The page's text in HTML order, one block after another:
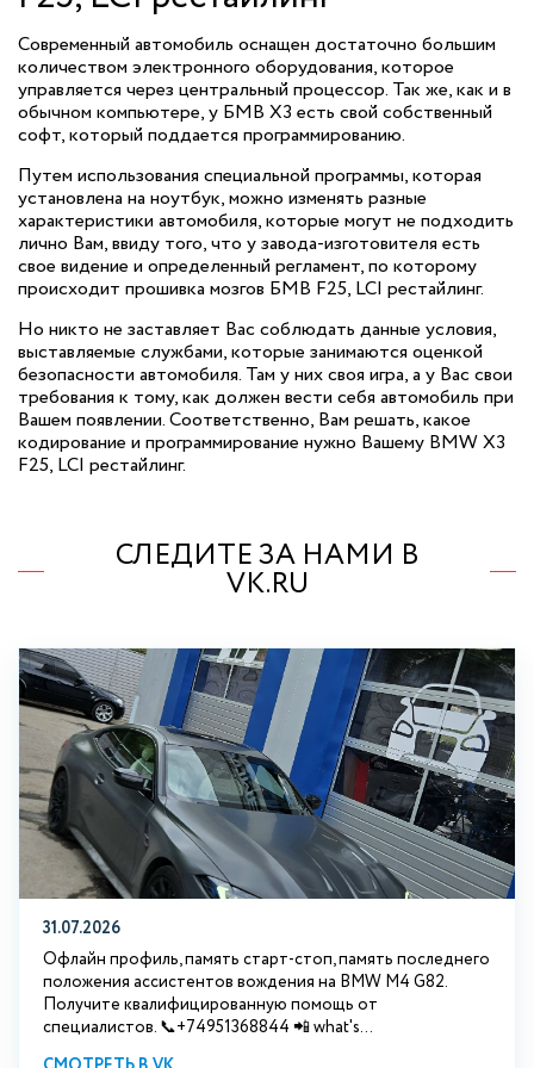
Современный автомобиль оснащен достаточно большим
количеством электронного оборудования, которое
управляется через центральный процессор. Так же, как и в
обычном компьютере, у БМВ X3 есть свой собственный
софт, который поддается программированию.
Путем использования специальной программы, которая
установлена на ноутбук, можно изменять разные
характеристики автомобиля, которые могут не подходить
лично Вам, ввиду того, что у завода-изготовителя есть
свое видение и определенный регламент, по которому
происходит прошивка мозгов БМВ F25, LCI рестайлинг.
Но никто не заставляет Вас соблюдать данные условия,
выставляемые службами, которые занимаются оценкой
безопасности автомобиля. Там у них своя игра, а у Вас свои
требования к тому, как должен вести себя автомобиль при
Вашем появлении. Соответственно, Вам решать, какое
кодирование и программирование нужно Вашему BMW X3
F25, LCI рестайлинг.
СЛЕДИТЕ ЗА НАМИ В
VK.RU
31.07.2026
Офлайн профиль, память старт-стоп, память последнего
положения ассистентов вождения на BMW М4 G82.
Получите квалифицированную помощь от
специалистов. 📞+74951368844 📲 what's...